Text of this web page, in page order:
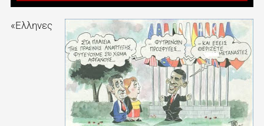
«Ελληνες